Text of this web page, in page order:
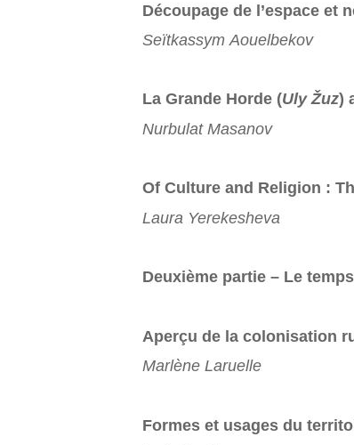
Découpage de l’espace et
Seïtkassym Aouelbekov
La Grande Horde (Uly Žuz)
Nurbulat Masanov
Of Culture and Religion :
Laura Yerekesheva
Deuxième partie – Le
Aperçu de la colonisation
Marlène Laruelle
Formes et usages du